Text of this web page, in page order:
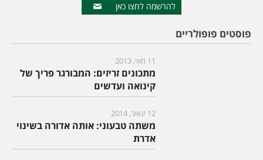
להרשמה לחצו כאן
פוסטים פופולריים
11 מאי, 2013
מתכונים זריזים: המבורגר פריך של
קינואה ועדשים
12 ינואר, 2014
משתה טבעוני: אותה אדורה בשינוי
אדרת